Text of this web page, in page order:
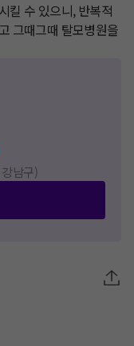
킬 수 있으니, 반복적
그때그때 탈모병원을
남구)